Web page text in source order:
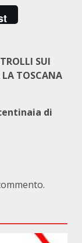
SUI
TOSCANA
di